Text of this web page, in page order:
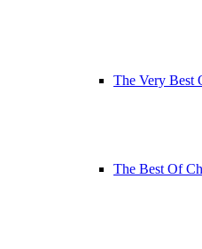
The Very Best
The Best Of